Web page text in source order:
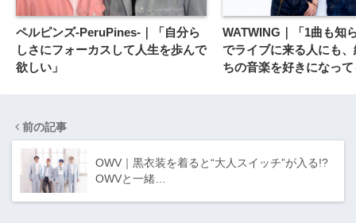
ペルピンズ-PeruPines-｜「自分ら
しさにフォーカスして人生を歩んで
欲しい」
WATWING｜「1曲も知
でライブに来る人にも
ちの音楽を好きになっ
前の記事
OWV｜黒衣装を着ると“大人スイッチ”が入る!?
OWVと一緒…